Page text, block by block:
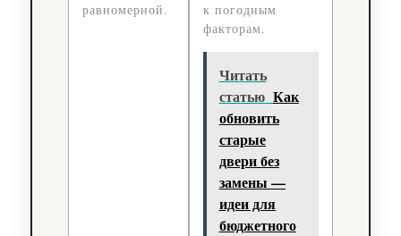
равномерной.
к погодным
факторам.
Читать
статью Как
обновить
старые
двери без
замены —
идеи для
бюджетного